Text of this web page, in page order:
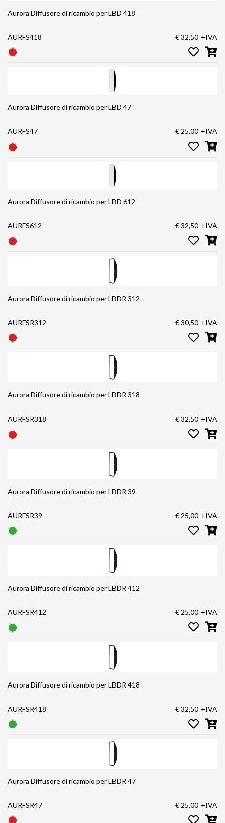
Aurora Diffusore di ricambio per LBD 418
AURFS418 € 32,50 +IVA
Aurora Diffusore di ricambio per LBD 47
AURFS47 € 25,00 +IVA
Aurora Diffusore di ricambio per LBD 612
AURFS612 € 32,50 +IVA
Aurora Diffusore di ricambio per LBDR 312
AURFSR312 € 30,50 +IVA
Aurora Diffusore di ricambio per LBDR 318
AURFSR318 € 32,50 +IVA
Aurora Diffusore di ricambio per LBDR 39
AURFSR39 € 25,00 +IVA
Aurora Diffusore di ricambio per LBDR 412
AURFSR412 € 25,00 +IVA
Aurora Diffusore di ricambio per LBDR 418
AURFSR418 € 32,50 +IVA
Aurora Diffusore di ricambio per LBDR 47
AURFSR47 € 25,00 +IVA